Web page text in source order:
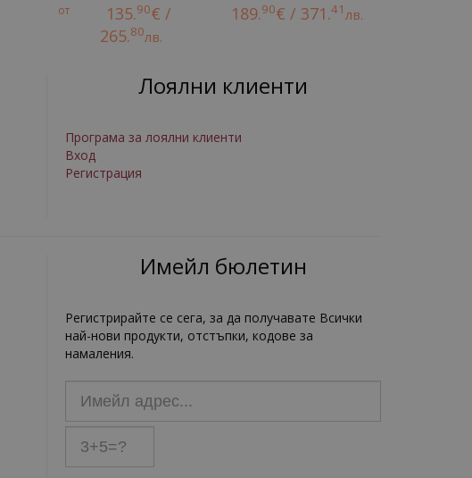
от 135.90€ /
265.80лв.
189.90€ / 371.41лв.
Лоялни клиенти
Програма за лоялни клиенти
Вход
Регистрация
Имейл бюлетин
Регистрирайте се сега, за да получавате Всички
най-нови продукти, отстъпки, кодове за
намаления.